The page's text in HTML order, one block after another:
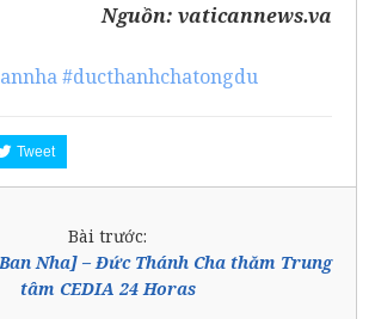
Nguồn: vaticannews.va
#ducthanhchatongdu
Tweet
Bài trước:
Nha] – Đức Thánh Cha thăm Trung
tâm CEDIA 24 Horas